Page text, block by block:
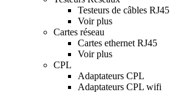
Testeurs de câbles RJ45
Voir plus
Cartes réseau
Cartes ethernet RJ45
Voir plus
CPL
Adaptateurs CPL
Adaptateurs CPL wifi